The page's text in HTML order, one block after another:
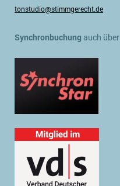
tonstudio@stimmgerecht.de
Synchronbuchung auch über